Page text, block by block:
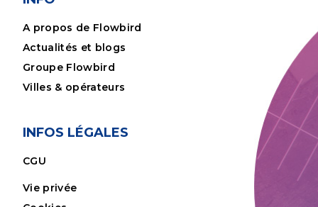
A propos de Flowbird
Actualités et blogs
Groupe Flowbird
Villes & opérateurs
INFOS LÉGALES
CGU
Vie privée